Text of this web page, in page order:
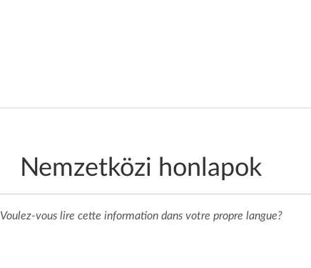
Nemzetközi honlapok
Voulez-vous lire cette information dans votre propre langue?